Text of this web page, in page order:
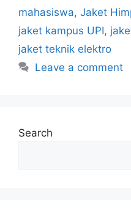
mahasiswa, Jaket
jaket kampus UPI,
jaket teknik elektro
Leave a comment
Search